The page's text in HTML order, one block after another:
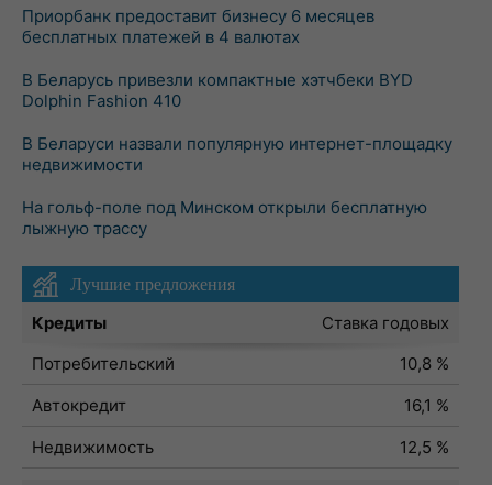
Приорбанк предоставит бизнесу 6 месяцев
бесплатных платежей в 4 валютах
В Беларусь привезли компактные хэтчбеки BYD
Dolphin Fashion 410
В Беларуси назвали популярную интернет-площадку
недвижимости
На гольф-поле под Минском открыли бесплатную
лыжную трассу
Лучшие предложения
Кредиты
Ставка годовых
Потребительский
10,8 %
Автокредит
16,1 %
Недвижимость
12,5 %